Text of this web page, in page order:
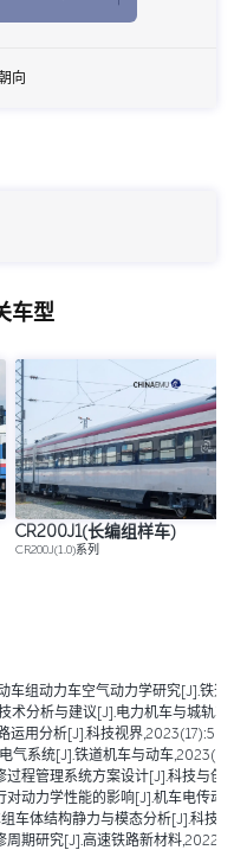
向
车型
CR200J1(长编组样车)
CR200J(1.0)系列
车组动力车空气动力学研究[J].铁
术分析与建议[J].电力机车与城轨
运用分析[J].科技视界,2023(17):59-
气系统[J].铁道机车与动车
程管理系统方案设计[J].科技与创
动力学性能的影响[J].机车电传动
车体结构静力与模态分析[J].科技
期研究[J].高速铁路新材料